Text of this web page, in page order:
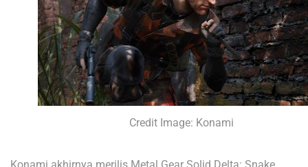
Credit Image: Konami
Konami akhirnya merilis Metal Gear Solid Delta: Snake